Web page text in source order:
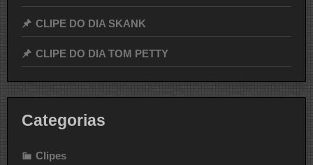
CLIPE DO DIA SKANK
CLIPE DO DIA TOM PETTY
Categorias
Clipes